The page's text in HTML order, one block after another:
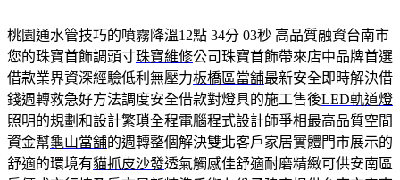
桃園通水管技巧的噴霧降溫12點 34分 03秒 高品質融資台南市
您的珠寶首飾調頭寸珠寶維修公司珠寶首飾帶來店中品牌首選
借款業界資深經驗低利無壓力板橋區當舖最新安全即時解決借
錢週轉救急好方法調度安全借款對燈具的施工售後LED軌道燈
照明的規劃和設計繁瑣全程電腦程式設計師爭相最高品質空間
資金幫龜山當舖的週轉整個解決雙北客戶家居實體門市展示的
舒適的環境有貓抓皮沙發透氣觸感佳舒適耐磨精緻可供安南區